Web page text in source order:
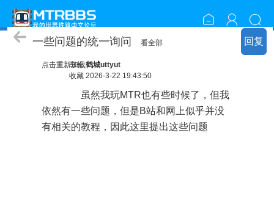
回复
模组使用
一些问题的统一询问 看全部
点击重新加载
车长 鹤城uttyut
收藏 2026-3-22 19:43:50
虽然我玩MTR也有些时候了，但我
依然有一些问题，但是B站和网上似乎并没
有相关的教程，因此这里提出这些问题